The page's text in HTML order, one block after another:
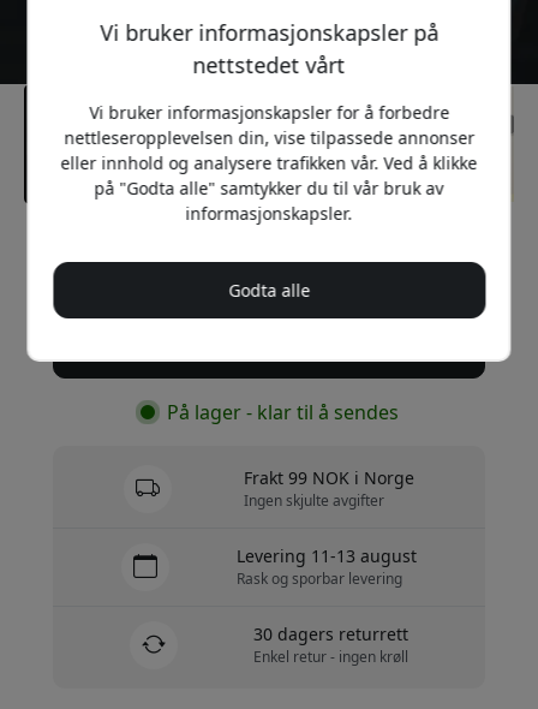
499 NOK
På lager - klar til å sendes
Frakt 99 NOK i Norge
Ingen skjulte avgifter
Levering 11-13 august
Rask og sporbar levering
30 dagers returrett
Enkel retur - ingen krøll
Vi bruker informasjonskapsler på
nettstedet vårt
Vi bruker informasjonskapsler for å forbedre
nettleseropplevelsen din, vise tilpassede annonser
eller innhold og analysere trafikken vår. Ved å klikke
på "Godta alle" samtykker du til vår bruk av
informasjonskapsler.
Godta alle